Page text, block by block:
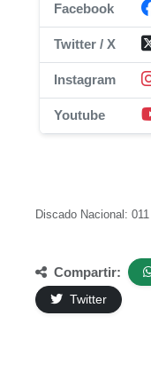
Facebook
Twitter / X
Instagram
Youtube
Discado Nacional:
Compartir:
Twitter